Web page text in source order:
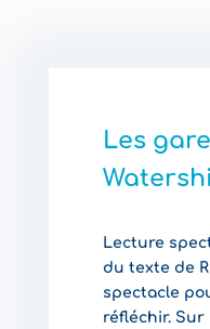
Les
Lecture
du texte de
spectacle
réfléchir.